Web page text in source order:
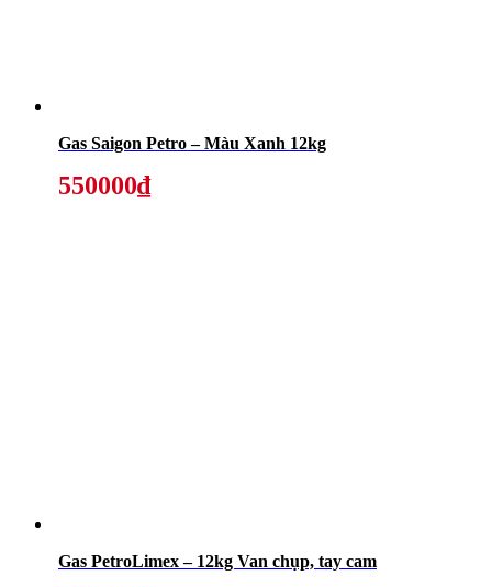
Gas Saigon Petro – Màu Xanh 12kg
550000₫
Gas PetroLimex – 12kg Van chụp, tay cam